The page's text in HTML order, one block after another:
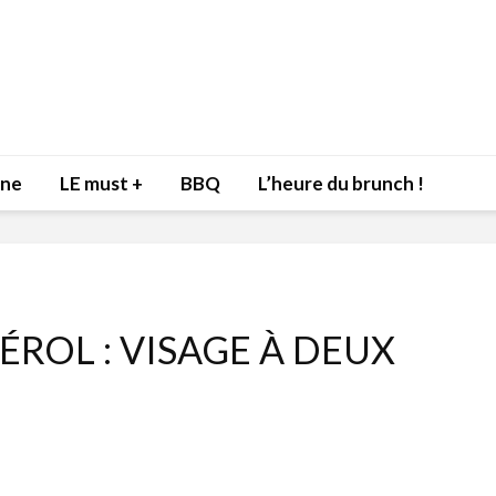
LE must + BBQ L’heure du brunch !
: VISAGE À DEUX
Inspiration du Chef